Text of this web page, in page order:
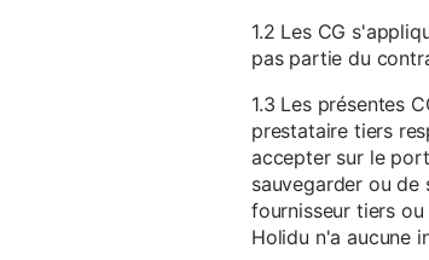
1.2 Les CG
pas partie du
1.3 Les présentes
prestataire tiers
accepter sur le
sauvegarder ou de
fournisseur tiers
Holidu n'a aucune